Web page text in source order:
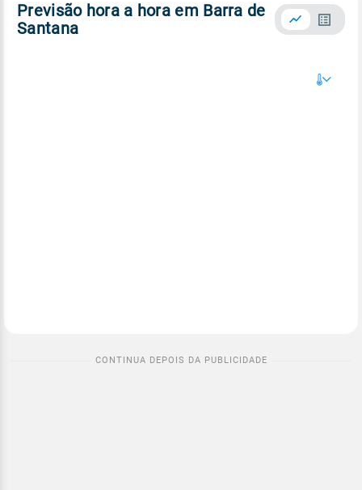
Previsão hora a hora em Barra de
Santana